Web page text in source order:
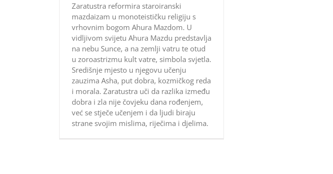
Zaratustra reformira staroiranski
mazdaizam u monoteističku religiju s
vrhovnim bogom Ahura Mazdom. U
vidljivom svijetu Ahura Mazdu predstavlja
na nebu Sunce, a na zemlji vatru te otud
u zoroastrizmu kult vatre, simbola svjetla.
Središnje mjesto u njegovu učenju
zauzima Asha, put dobra, kozmičkog reda
i morala. Zaratustra uči da razlika između
dobra i zla nije čovjeku dana rođenjem,
već se stječe učenjem i da ljudi biraju
strane svojim mislima, riječima i djelima.